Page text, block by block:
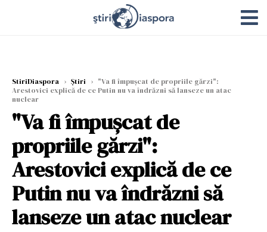
StiriDiaspora › Știri › "Va fi împușcat de propriile gărzi":
Arestovici explică de ce Putin nu va îndrăzni să lanseze un atac
nuclear
"Va fi împușcat de
propriile gărzi":
Arestovici explică de ce
Putin nu va îndrăzni să
lanseze un atac nuclear